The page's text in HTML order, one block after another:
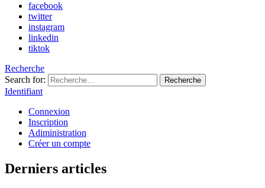
facebook
twitter
instagram
linkedin
tiktok
Recherche
Search for:
Recherche
Identifiant
Connexion
Inscription
Adiministration
Créer un compte
Derniers articles